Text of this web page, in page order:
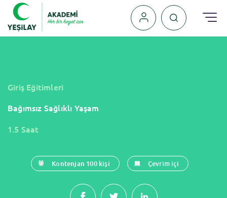
Giriş Eğitimleri
Bağımsız Sağlıklı Yaşam
1.5 Saat
Kontenjan 100 kişi Çevrim içi